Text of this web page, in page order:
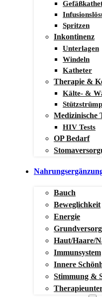
Spritzen
Inkontinenz
Unterlagen
Windeln
Katheter
Therapie &
Kälte- &
Medizinische
HIV Tests
OP Bedarf
Bauch
Beweglichkeit
Energie
Haut/Haare/
Immunsystem
Innere
Stimmung &